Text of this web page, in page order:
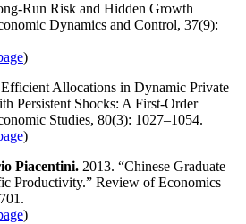
Run Risk and Hidden Growth
Dynamics and Control, 37(9):
)
Allocations in Dynamic Private
Persistent Shocks: A First-Order
Studies, 80(3): 1027–1054.
)
Piacentini. 2013. “Chinese Graduate
Productivity.” Review of Economics
)